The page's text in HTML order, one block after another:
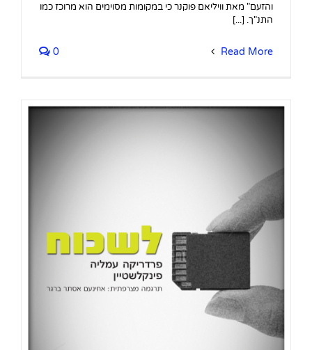
והזעם" מאת וויליאם פוקנר כי במקומות מסוימים הוא מרוכז כמו
התנ"ך. [...]
Read More
0